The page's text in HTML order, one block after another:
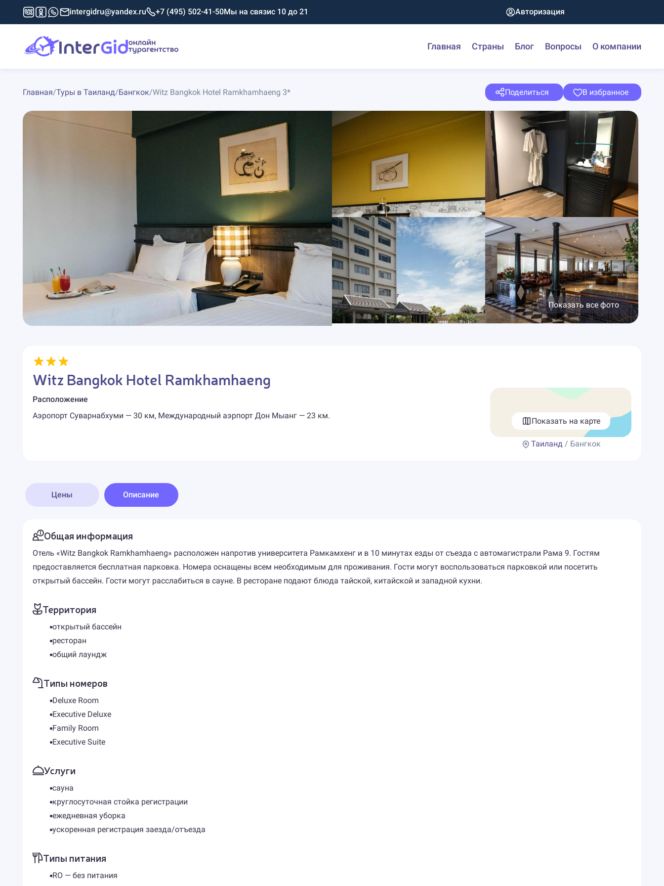
intergidru@yandex.ru +7 (495) 502-41-50Мы на связис 10 до 21 Авторизация
Главная Страны Блог Вопросы О компании
Главная/Туры в Таиланд/Бангкок/Witz Bangkok Hotel Ramkhamhaeng 3* Поделиться В избранное
Показать все фото
Witz Bangkok Hotel Ramkhamhaeng
Расположение
Аэропорт Суварнабхуми — 30 км, Международный аэрпорт Дон Мыанг — 23 км.
Показать на карте
Таиланд / Бангкок
Цены Описание
Общая информация
Отель «Witz Bangkok Ramkhamhaeng» расположен напротив университета Рамкамхенг и в 10 минутах езды от съезда с автомагистрали Рама 9. Гостям
предоставляется бесплатная парковка. Номера оснащены всем необходимым для проживания. Гости могут воспользоваться парковкой или посетить
открытый бассейн. Гости могут расслабиться в сауне. В ресторане подают блюда тайской, китайской и западной кухни.
Территория
открытый бассейн
ресторан
общий лаундж
Типы номеров
Deluxe Room
Executive Deluxe
Family Room
Executive Suite
Услуги
сауна
круглосуточная стойка регистрации
ежедневная уборка
ускоренная регистрация заезда/отъезда
Типы питания
RO — без питания